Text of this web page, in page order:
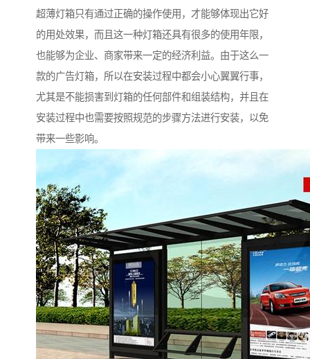
超薄灯箱只有通过正确的操作使用，才能够体现出它好
的用处效果，而且这一种灯箱还具有很多的使用年限，
也能够为企业、商家带来一定的经济利益。由于这么一
款的广告灯箱，所以在安装过程中都会小心翼翼行事，
尤其是不能损害到灯箱的任何部件和组装结构，并且在
安装过程中也需要按照规范的步骤方法进行安装，以免
带来一些影响。